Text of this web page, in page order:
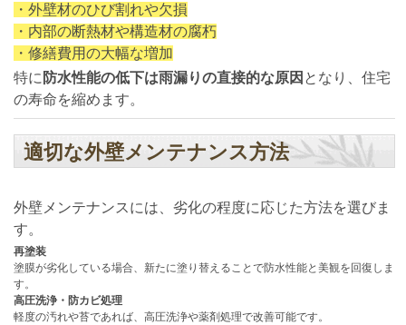
・外壁材のひび割れや欠損
・内部の断熱材や構造材の腐朽
・修繕費用の大幅な増加
特に 防水性能の低下は雨漏りの直接的な原因 となり、住宅
の寿命を縮めます。
適切な外壁メンテナンス方法
外壁メンテナンスには、劣化の程度に応じた方法を選びま
す。
再塗装
塗膜が劣化している場合、新たに塗り替えることで防水性能と美観を回復しま
す。
高圧洗浄・防カビ処理
軽度の汚れや苔であれば、高圧洗浄や薬剤処理で改善可能です。